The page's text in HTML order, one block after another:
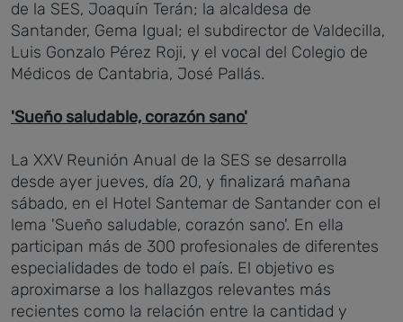
de la SES, Joaquín Terán; la alcaldesa de
Santander, Gema Igual; el subdirector de Valdecilla,
Luis Gonzalo Pérez Roji, y el vocal del Colegio de
Médicos de Cantabria, José Pallás.
'Sueño saludable, corazón sano'
La XXV Reunión Anual de la SES se desarrolla
desde ayer jueves, día 20, y finalizará mañana
sábado, en el Hotel Santemar de Santander con el
lema 'Sueño saludable, corazón sano'. En ella
participan más de 300 profesionales de diferentes
especialidades de todo el país. El objetivo es
aproximarse a los hallazgos relevantes más
recientes como la relación entre la cantidad y